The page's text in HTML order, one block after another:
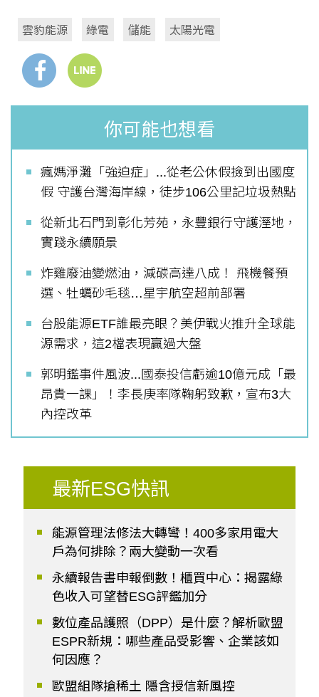
雲豹能源 綠電 儲能 太陽光電
你可能也想看
瘋媽淨灘「強迫症」...從老公休假撿到出國度
假 守護台灣海岸線，徒步106公里記垃圾熱點
從新北石門到彰化芳苑，永豐銀行守護溼地，
實踐永續願景
炸雞廢油變燃油，減碳高達八成！ 飛機餐預
選、牡蠣砂毛毯…星宇航空超前部署
台股能源ETF誰最亮眼？美伊戰火推升全球能
源需求，這2檔表現贏過大盤
郭明鑑事件風波...國泰投信虧逾10億元成「最
昂貴一課」！李長庚率隊鞠躬致歉，宣布3大
內控改革
最新ESG快訊
能源管理法修法大轉彎！400多家用電大
戶為何排除？兩大變動一次看
永續報告書申報倒數！櫃買中心：揭露綠
色收入可望替ESG評鑑加分
數位產品護照（DPP）是什麼？解析歐盟
ESPR新規：哪些產品受影響、企業該如
何因應？
歐盟組隊搶稀土 隱含授信新風控